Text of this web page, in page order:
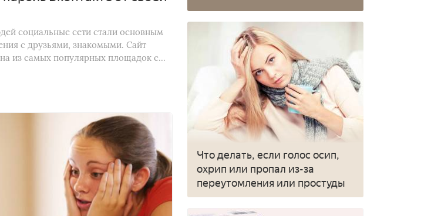
социальные сети стали основным
с друзьями, знакомыми. Сайт
из самых популярных площадок с...
Что делать, если голос осип,
охрип или пропал из-за
переутомления или простуды